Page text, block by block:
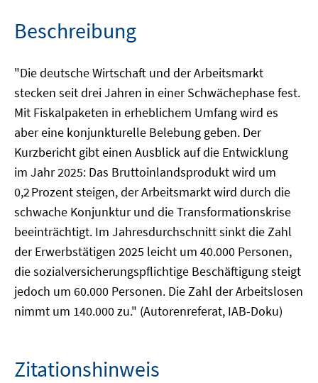
Beschreibung
"Die deutsche Wirtschaft und der Arbeitsmarkt
stecken seit drei Jahren in einer Schwächephase fest.
Mit Fiskalpaketen in erheblichem Umfang wird es
aber eine konjunkturelle Belebung geben. Der
Kurzbericht gibt einen Ausblick auf die Entwicklung
im Jahr 2025: Das Bruttoinlandsprodukt wird um
0,2 Prozent steigen, der Arbeitsmarkt wird durch die
schwache Konjunktur und die Transformationskrise
beeinträchtigt. Im Jahresdurchschnitt sinkt die Zahl
der Erwerbstätigen 2025 leicht um 40.000 Personen,
die sozialversicherungspflichtige Beschäftigung steigt
jedoch um 60.000 Personen. Die Zahl der Arbeitslosen
nimmt um 140.000 zu." (Autorenreferat, IAB-Doku)
Zitationshinweis